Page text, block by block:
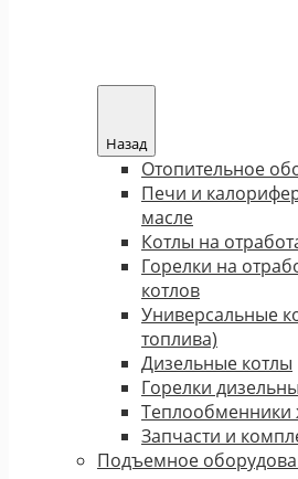
Назад
Отопительное
Печи и
масле
Котлы на
Горелки на
котлов
Универсальные
топлива)
Дизельные котлы
Горелки
Теплообменники
Запчасти и
Подъемное